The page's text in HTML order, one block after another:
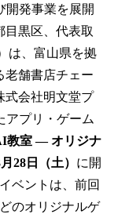
開発事業を展開
目黒区、代表取
は、富山県を拠
老舗書店チェー
式会社明文堂プ
アプリ・ゲーム
教室 ― オリジナ
28日（土） に開
ベントは、前回
のオリジナルゲ